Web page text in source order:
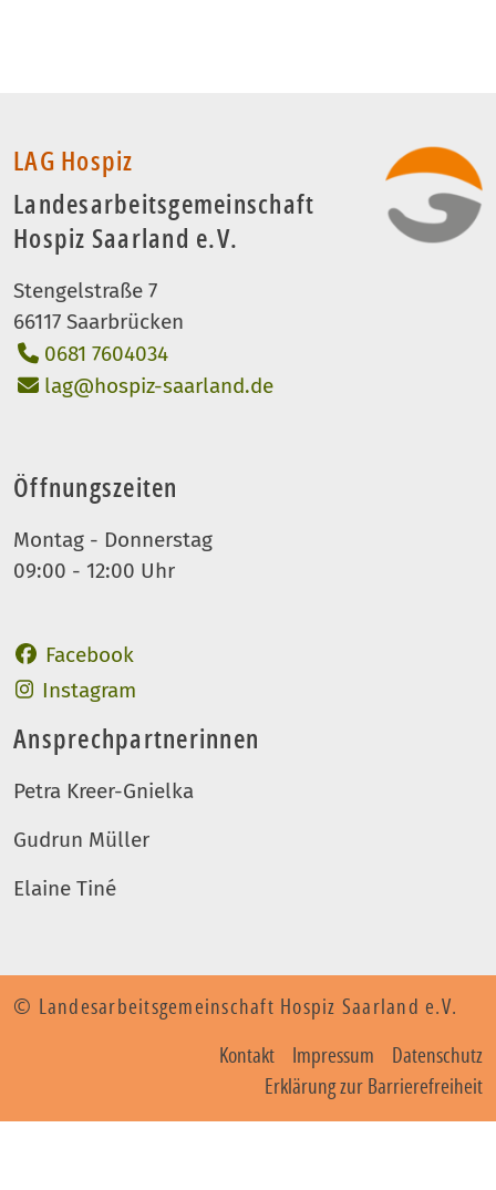
Landesarbeitsgemeinschaft
Hospiz Saarland e.V.
LAG Hospiz
Stengelstraße 7
66117 Saarbrücken
0681 7604034
lag@hospiz-saarland.de
Öffnungszeiten
Montag - Donnerstag
09:00 - 12:00 Uhr
FacebookAuftritt des LAG Hospiz
Instagram
Ansprechpartnerinnen
Petra Kreer-Gnielka
Gudrun Müller
Elaine Tiné
© Landesarbeitsgemeinschaft Hospiz Saarland e.V.
Kontakt Impressum
Datenschutz
Erklärung zur Barrierefreiheit